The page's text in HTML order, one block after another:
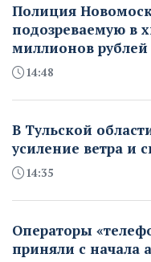
Полиция
подозреваемую в
миллионов
14:48
В Тульской
усиление ветра и
14:35
Операторы
приняли с начала